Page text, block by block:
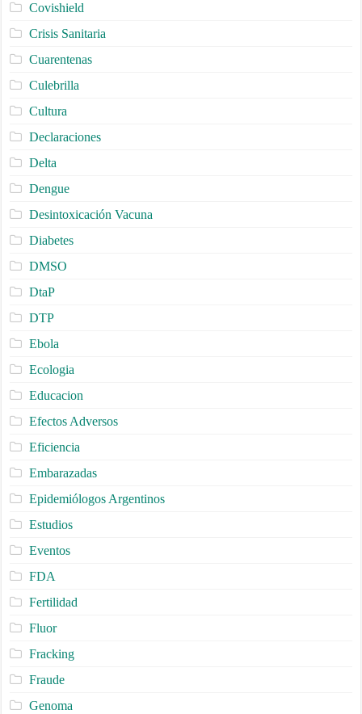
Covishield
Crisis Sanitaria
Cuarentenas
Culebrilla
Cultura
Declaraciones
Delta
Dengue
Desintoxicación Vacuna
Diabetes
DMSO
DtaP
DTP
Ebola
Ecologia
Educacion
Efectos Adversos
Eficiencia
Embarazadas
Epidemiólogos Argentinos
Estudios
Eventos
FDA
Fertilidad
Fluor
Fracking
Fraude
Genoma